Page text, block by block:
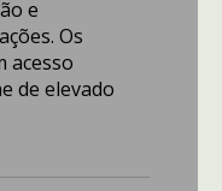
e
Os
acesso
de elevado